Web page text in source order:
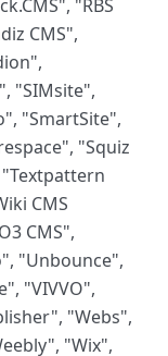
"RBS
CMS",
"SIMsite",
"SmartSite",
"Squiz
CMS
CMS",
"Unbounce",
"VIVVO",
"Webs",
"Wix",